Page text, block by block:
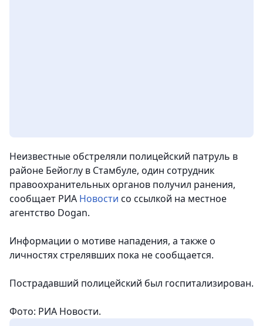
Неизвестные обстреляли полицейский патруль в
районе Бейоглу в Стамбуле, один сотрудник
правоохранительных органов получил ранения,
сообщает РИА Новости со ссылкой на местное
агентство Dogan.
Информации о мотиве нападения, а также о
личностях стрелявших пока не сообщается.
Пострадавший полицейский был госпитализирован.
Фото: РИА Новости.